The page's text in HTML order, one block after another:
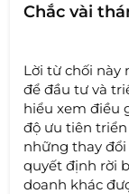
Chắc vài
Lời từ chối này
để đầu tư và
hiểu xem điều
độ ưu tiên
những thay đổi
quyết định rời
doanh khác